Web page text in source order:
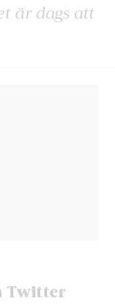
är dags att
Twitter